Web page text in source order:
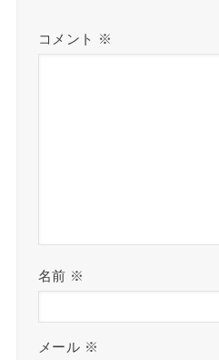
コメント ※
名前 ※
メール ※